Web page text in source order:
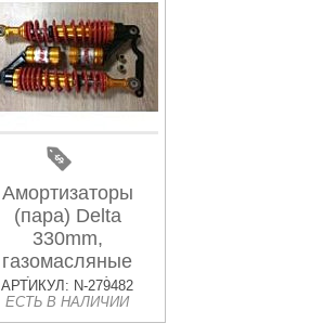
Амортизаторы
(пара) Delta
330mm,
газомасляные
(красные)
KOMATCU
АРТИКУЛ: N-279482
ЕСТЬ В НАЛИЧИИ